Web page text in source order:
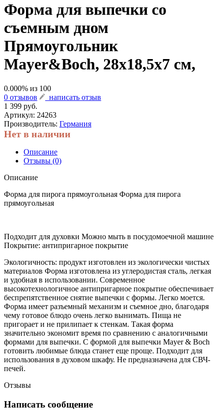
Форма для выпечки со
съемным дном
Прямоугольник
Mayer&Boch, 28х18,5х7 см,
0.000% из 100
0 отзывов
написать отзыв
1 399 руб.
Артикул: 24263
Производитель: Германия
Нет в наличии
Описание
Отзывы (0)
Описание
Форма для пирога прямоугольная Форма для пирога
прямоугольная
Подходит для духовки Можно мыть в посудомоечной машине
Покрытие: антипригарное покрытие
Экологичность: продукт изготовлен из экологически чистых
материалов Форма изготовлена из углеродистая сталь, легкая
и удобная в использовании. Современное
высокотехнологичное антипригарное покрытие обеспечивает
беспрепятственное снятие выпечки с формы. Легко моется.
Форма имеет разъемный механизм и съемное дно, благодаря
чему готовое блюдо очень легко вынимать. Пища не
пригорает и не прилипает к стенкам. Такая форма
значительно экономит время по сравнению с аналогичными
формами для выпечки. С формой для выпечки Mayer & Boch
готовить любимые блюда станет еще проще. Подходит для
использования в духовом шкафу. Не предназначена для СВЧ-
печей.
Отзывы
Написать сообщение